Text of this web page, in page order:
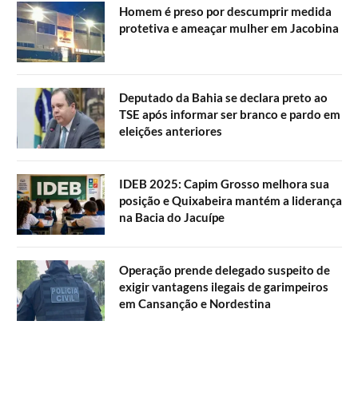
Homem é preso por descumprir medida
protetiva e ameaçar mulher em Jacobina
Deputado da Bahia se declara preto ao
TSE após informar ser branco e pardo em
eleições anteriores
IDEB 2025: Capim Grosso melhora sua
posição e Quixabeira mantém a liderança
na Bacia do Jacuípe
Operação prende delegado suspeito de
exigir vantagens ilegais de garimpeiros
em Cansanção e Nordestina